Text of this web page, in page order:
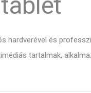
hardverével és
tartalmak,